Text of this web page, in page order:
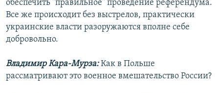
обеспечить "правильное" проведение референдума.
Все же происходит без выстрелов, практически
украинские власти разоружаются вполне себе
добровольно.
Владимир Кара-Мурза:Как в Польше
рассматривают это военное вмешательство России?